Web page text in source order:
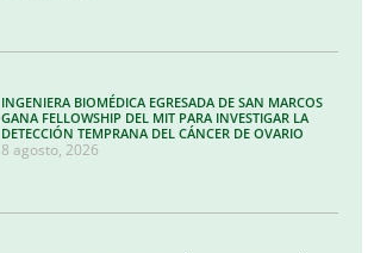
INGENIERA BIOMÉDICA EGRESADA DE SAN MARCOS
GANA FELLOWSHIP DEL MIT PARA INVESTIGAR LA
DETECCIÓN TEMPRANA DEL CÁNCER DE OVARIO
8 agosto, 2026